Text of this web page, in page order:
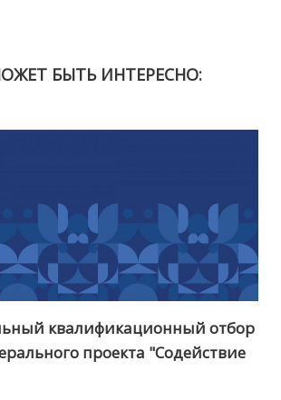
БЫТЬ ИНТЕРЕСНО:
квалификационный отбор
проекта "Содействие